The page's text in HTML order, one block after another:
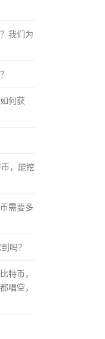
我们为
何获
，能挖
需要多
吗？
特币，
唱空，